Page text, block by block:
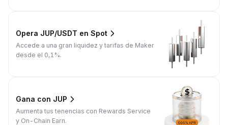
Opera JUP/USDT en Spot
Accede a una gran liquidez y tarifas de Maker
desde el 0,1%.
Gana con JUP
Aumenta tus tenencias con Rewards Service
y On-Chain Earn.